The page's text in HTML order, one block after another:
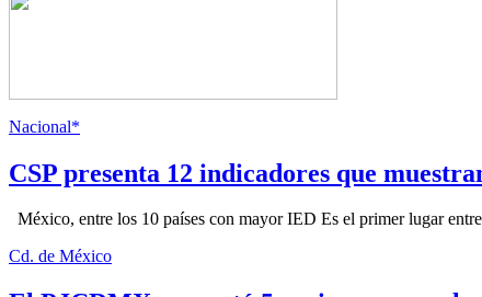
Nacional*
CSP presenta 12 indicadores que
México, entre los 10 países con mayor IED Es el primer lugar
Cd. de México